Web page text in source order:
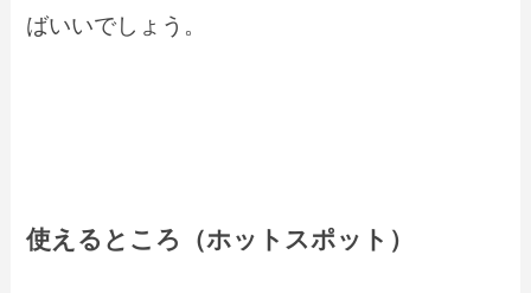
ばいいでしょう。
使えるところ（ホットスポット）